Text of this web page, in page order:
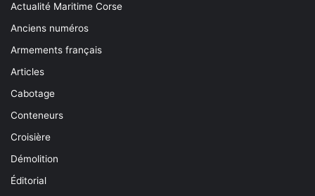
Actualité Maritime Corse
Anciens numéros
Armements français
Articles
Cabotage
Conteneurs
Croisière
Démolition
Éditorial